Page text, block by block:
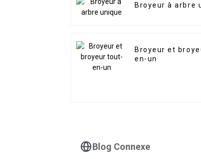
Broyeur à arbre
Broyeur et
en-un
Blog Connexe